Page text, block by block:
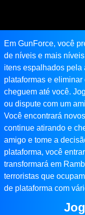
Em GunForce, você
de níveis e mais
itens espalhados pela
plataformas e
cheguem até você.
ou dispute com um
Você encontrará
continue atirando e
amigo e tome a
plataforma, você
transformará em
terroristas que
de plataforma com